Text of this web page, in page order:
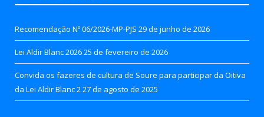
Recomendação Nº 06/2026-MP-PJS 29 de junho de 2026
Lei Aldir Blanc 202625 de fevereiro de 2026
Convida os fazeres de cultura de Soure para participar da Oitiva
da Lei Aldir Blanc 2 27 de agosto de 2025